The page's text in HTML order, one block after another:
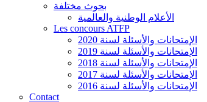
بحوث مختلفة
الأعلام الوطنية والعالمية
Les concours ATFP
الإمتحانات والأسئلة لسنة 2020
الإمتحانات والأسئلة لسنة 2019
الإمتحانات والأسئلة لسنة 2018
الإمتحانات والأسئلة لسنة 2017
الإمتحانات والأسئلة لسنة 2016
Contact